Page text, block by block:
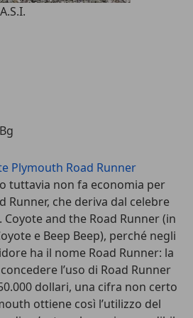
A.S.I.
Plymouth Road Runner
tuttavia non fa economia per
Runner, che deriva dal celebre
and the Road Runner (in
e Beep Beep), perché negli
ha il nome Road Runner: la
l’uso di Road Runner
dollari, una cifra non certo
ottiene così l’utilizzo del